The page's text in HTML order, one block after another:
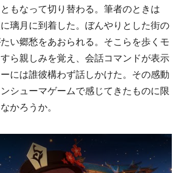
もなって切り替わる。筆者のときは
に璃月に到着した。ぼんやりとした街の
い郷愁をあおられる。そこらを歩くモ
ら親しみを覚え、会話コマンドが表示
には誰彼構わず話しかけた。その感動
シューマゲームで感じてきたものに限
かろうか。